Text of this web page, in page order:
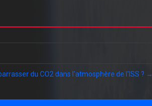
du CO2 dans l’atmosphère de l’ISS ? →